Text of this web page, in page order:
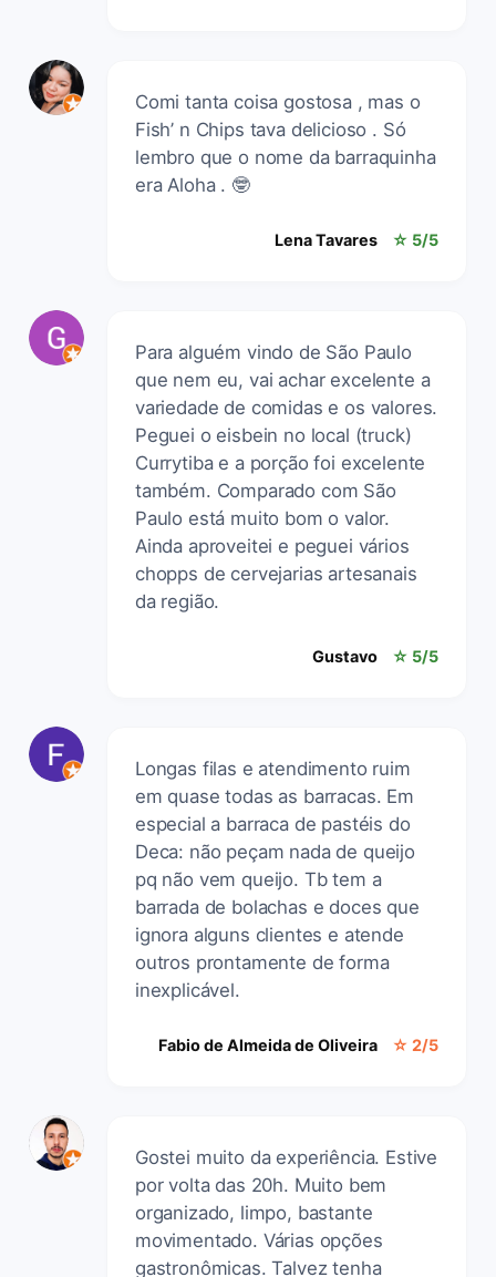
Comi tanta coisa gostosa , mas o
Fish’ n Chips tava delicioso . Só
lembro que o nome da barraquinha
era Aloha . 🤓
Lena Tavares ☆ 5/5
Para alguém vindo de São Paulo
que nem eu, vai achar excelente a
variedade de comidas e os valores.
Peguei o eisbein no local (truck)
Currytiba e a porção foi excelente
também. Comparado com São
Paulo está muito bom o valor.
Ainda aproveitei e peguei vários
chopps de cervejarias artesanais
da região.
Gustavo ☆ 5/5
Longas filas e atendimento ruim
em quase todas as barracas. Em
especial a barraca de pastéis do
Deca: não peçam nada de queijo
pq não vem queijo. Tb tem a
barrada de bolachas e doces que
ignora alguns clientes e atende
outros prontamente de forma
inexplicável.
Fabio de Almeida de Oliveira ☆ 2/5
Gostei muito da experiência. Estive
por volta das 20h. Muito bem
organizado, limpo, bastante
movimentado. Várias opções
gastronômicas. Talvez tenha